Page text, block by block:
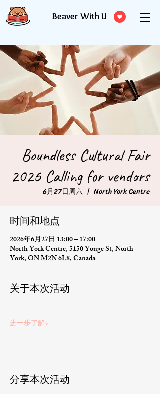
Beaver With U
Boundless Cultural Fair
2026 Calling for vendors
6月27日周六
  |
North York Centre
时间和地点
2026年6月27日 13:00 – 17:00
North York Centre, 5150 Yonge St, North
York, ON M2N 6L8, Canada
关于本次活动
进一步了解>
分享本次活动